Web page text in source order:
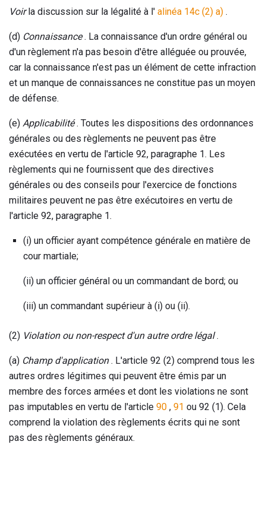
Voirla discussion sur la légalité à l' alinéa 14c (2) a) .
(d) Connaissance. La connaissance d'un ordre général ou
d'un règlement n'a pas besoin d'être alléguée ou prouvée,
car la connaissance n'est pas un élément de cette infraction
et un manque de connaissances ne constitue pas un moyen
de défense.
(e) Applicabilité. Toutes les dispositions des ordonnances
générales ou des règlements ne peuvent pas être
exécutées en vertu de l'article 92, paragraphe 1. Les
règlements qui ne fournissent que des directives
générales ou des conseils pour l'exercice de fonctions
militaires peuvent ne pas être exécutoires en vertu de
l'article 92, paragraphe 1.
(i) un officier ayant compétence générale en matière de
cour martiale;
(ii) un officier général ou un commandant de bord; ou
(iii) un commandant supérieur à (i) ou (ii).
(2) Violation ou non-respect d'un autre ordre légal.
(a) Champ d'application. L'article 92 (2) comprend tous les
autres ordres légitimes qui peuvent être émis par un
membre des forces armées et dont les violations ne sont
pas imputables en vertu de l'article 90 , 91 ou 92 (1). Cela
comprend la violation des règlements écrits qui ne sont
pas des règlements généraux.